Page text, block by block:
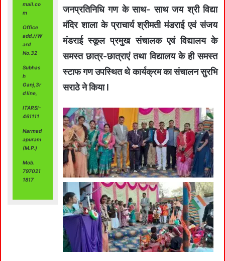
mail.co
m
Office
add.//W
ard
No.32
Subhas
h
Ganj,3r
d line,
ITARSI-
461111
Narmad
apuram
(M.P.)
Mob.
797021
1817
जनप्रतिनिधि गण के साथ- साथ जय श्री विद्या
मंदिर शाला के प्राचार्य श्रीमती मंडराई एवं संजय
मंडराई स्कूल प्रमुख संचालक एवं विद्यालय के
समस्त छात्र-छात्राएं तथा विद्यालय के ही समस्त
स्टाफ गण उपस्थित थे कार्यक्रम का संचालन सुरभि
सराठे ने किया l